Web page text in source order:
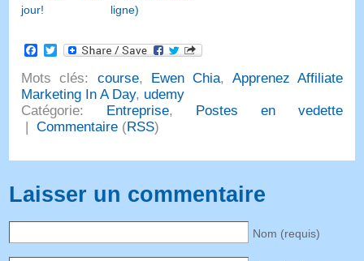
jour!
ligne)
Facebook
Twitter
Mots clés: course, Ewen Chia, Apprenez Affiliate
Marketing In A Day, udemy
Catégorie: Entreprise, Postes en vedette
|Commentaire (RSS)
Laisser un commentaire
Nom (requis)